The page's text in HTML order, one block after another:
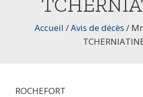
Accueil /Avis de décès /
ROCHEFORT